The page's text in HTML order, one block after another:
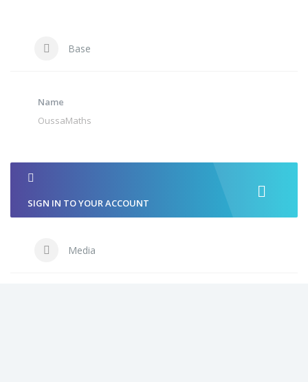
Base
Name
OussaMaths
SIGN IN TO YOUR ACCOUNT
Media